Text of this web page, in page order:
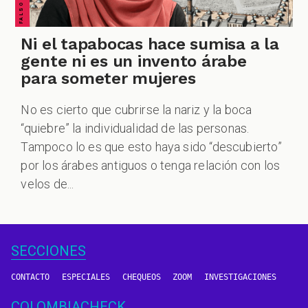
Ni el tapabocas hace sumisa a la
gente ni es un invento árabe
para someter mujeres
No es cierto que cubrirse la nariz y la boca
“quiebre” la individualidad de las personas.
Tampoco lo es que esto haya sido “descubierto”
por los árabes antiguos o tenga relación con los
velos de...
SECCIONES
CONTACTO ESPECIALES CHEQUEOS ZOOM INVESTIGACIONES